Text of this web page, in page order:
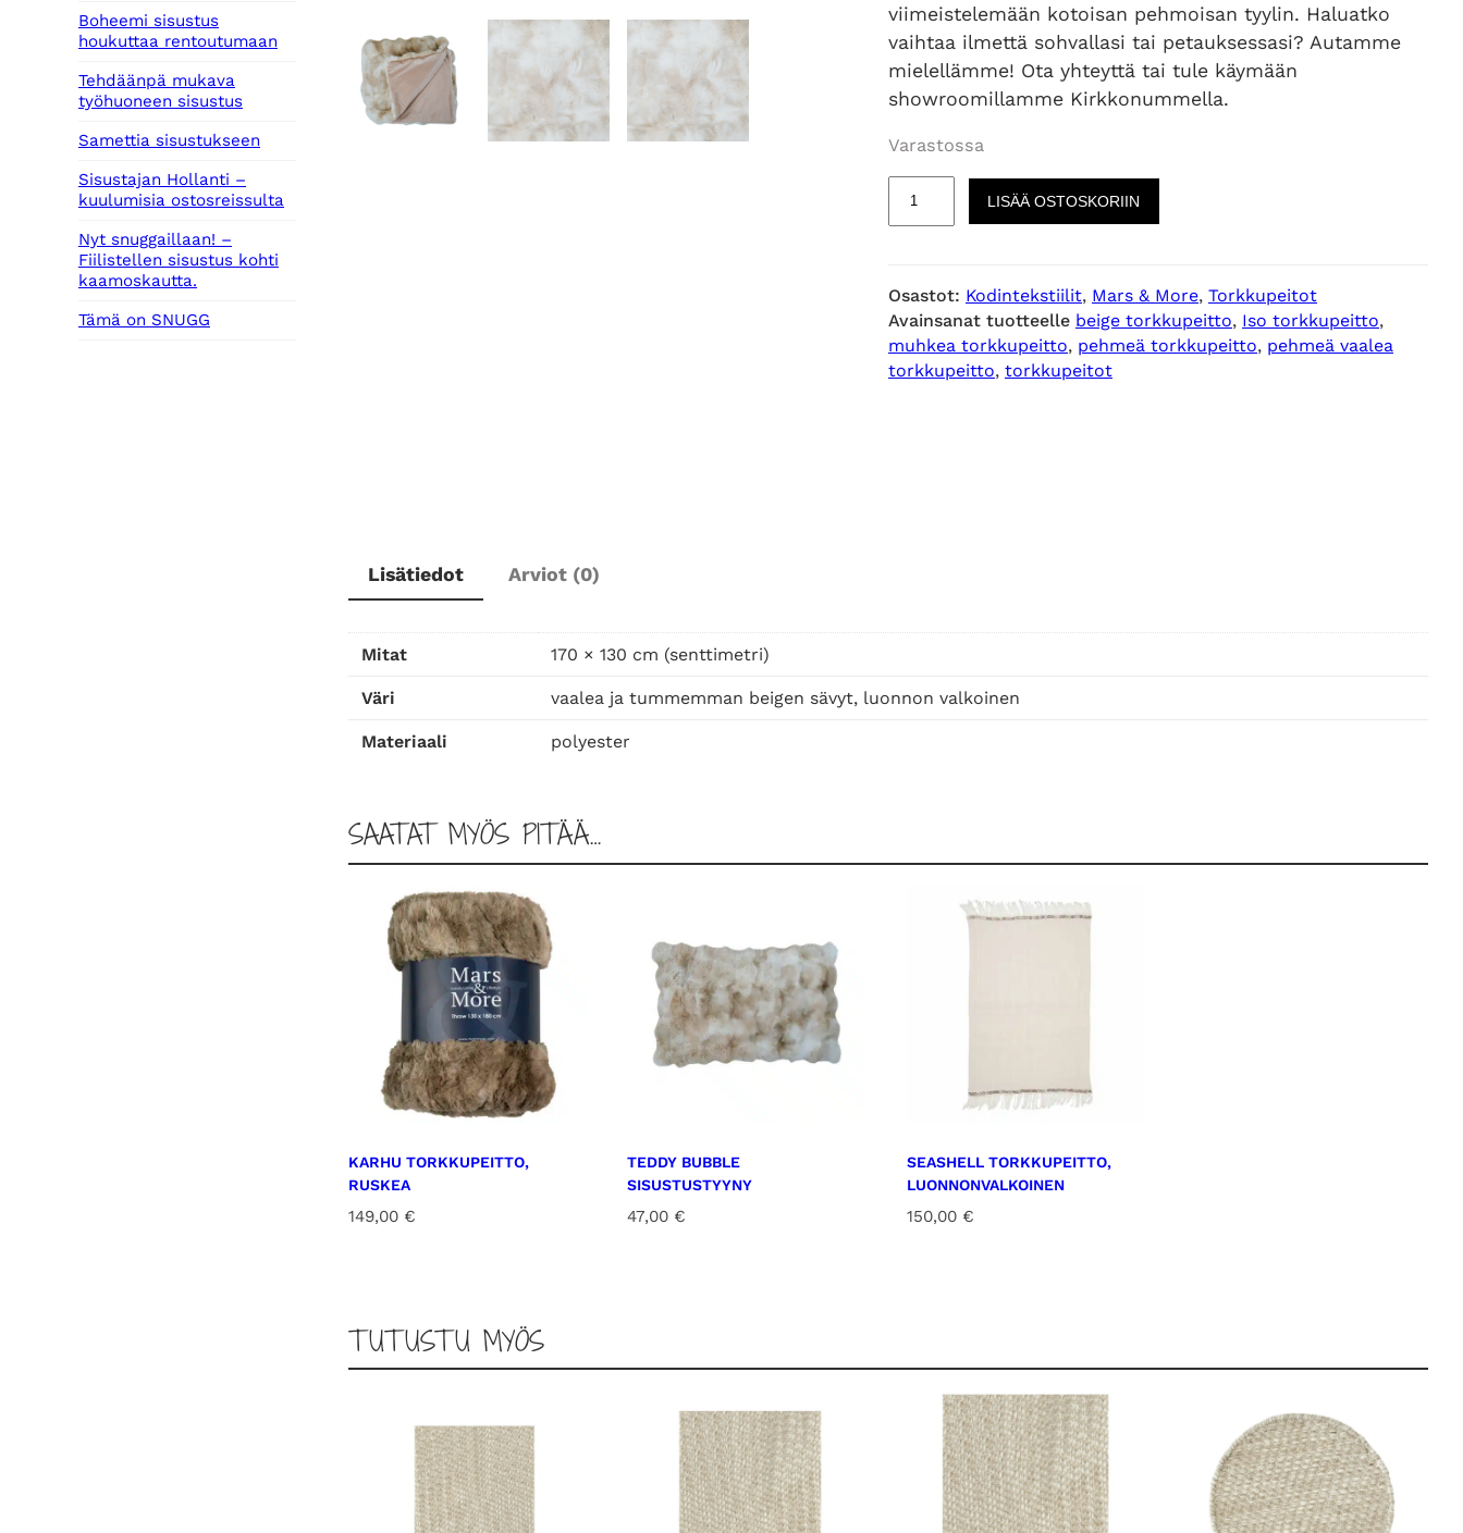
Boheemi sisustus
houkuttaa rentoutumaan
Tehdäänpä mukava
työhuoneen sisustus
Samettia sisustukseen
Sisustajan Hollanti –
kuulumisia ostosreissulta
Nyt snuggaillaan! –
Fiilistellen sisustus kohti
kaamoskautta.
Tämä on SNUGG
viimeistelemään kotoisan pehmoisan tyylin. Haluatko
vaihtaa ilmettä sohvallasi tai petauksessasi? Autamme
mielellämme! Ota yhteyttä tai tule käymään
showroomillamme Kirkkonummella.
Varastossa
y
B
u
e
ä
LISÄÄ OSTOSKORIIN
Osastot: Kodintekstiilit, Mars & More, Torkkupeitot
Avainsanat tuotteelle beige torkkupeitto, Iso torkkupeitto
muhkea torkkupeitto, pehmeä torkkupeitto, pehmeä vaalea
torkkupeitto, torkkupeitot
Lisätiedot Arviot (0)
Mitat 170 × 130 cm (senttimetri)
Väri vaalea ja tummemman beigen sävyt, luonnon valkoinen
Materiaali polyester
SAATAT MYÖS PITÄÄ…
KARHU TORKKUPEITTO,
RUSKEA
149,00 €
TEDDY BUBBLE
SISUSTUSTYYNY
47,00 €
SEASHELL TORKKUPEITTO,
LUONNONVALKOINEN
150,00 €
TUTUSTU MYÖS